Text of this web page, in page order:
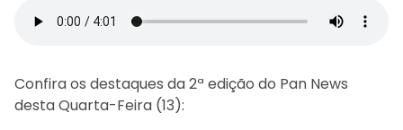
Confira os destaques da 2ª edição do Pan News
desta Quarta-Feira (13):